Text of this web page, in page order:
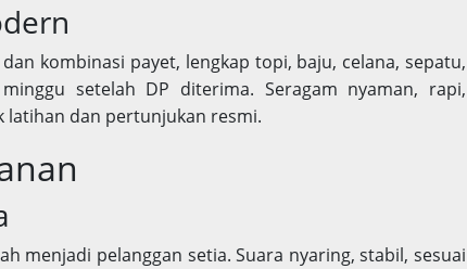
kombinasi payet, lengkap topi, baju, celana, sepatu,
setelah DP diterima. Seragam nyaman, rapi,
dan pertunjukan resmi.
menjadi pelanggan setia. Suara nyaring, stabil, sesuai